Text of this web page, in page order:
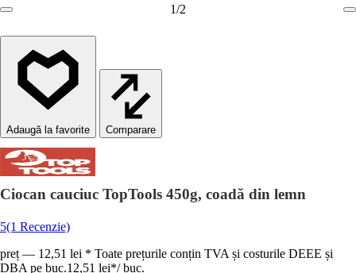
1/2
Comparare
Ciocan cauciuc TopTools 450g, coadă din lemn
5(1 Recenzie)
preț — 12,51 lei * Toate prețurile conțin TVA și costurile DEEE și
DBA pe buc.12,51 lei*/ buc.